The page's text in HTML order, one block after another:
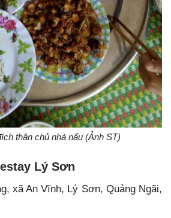
thân chủ nhà nấu (Ảnh ST)
Lý Sơn
xã An Vĩnh, Lý Sơn, Quảng Ngãi,